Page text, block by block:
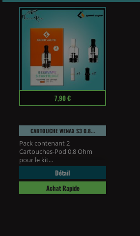
Prix 7,90 €
CARTOUCHE WENAX S3 0.8...
Pack contenant 2
Cartouches-Pod 0.8 Ohm
pour le kit...
Détail
Achat Rapide